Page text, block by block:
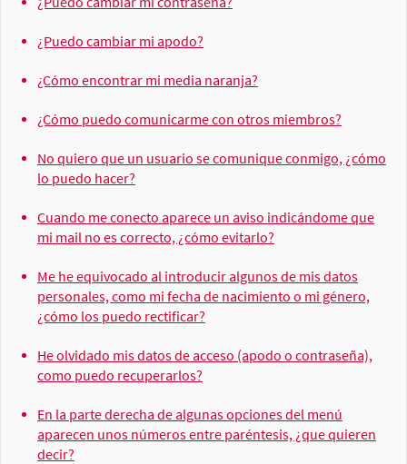
¿Puedo cambiar mi apodo?
¿Cómo encontrar mi media naranja?
¿Cómo puedo comunicarme con otros miembros?
No quiero que un usuario se comunique conmigo, ¿cómo
lo puedo hacer?
Cuando me conecto aparece un aviso indicándome que
mi mail no es correcto, ¿cómo evitarlo?
Me he equivocado al introducir algunos de mis datos
personales, como mi fecha de nacimiento o mi género,
¿cómo los puedo rectificar?
He olvidado mis datos de acceso (apodo o contraseña),
como puedo recuperarlos?
En la parte derecha de algunas opciones del menú
aparecen unos números entre paréntesis, ¿que quieren
decir?